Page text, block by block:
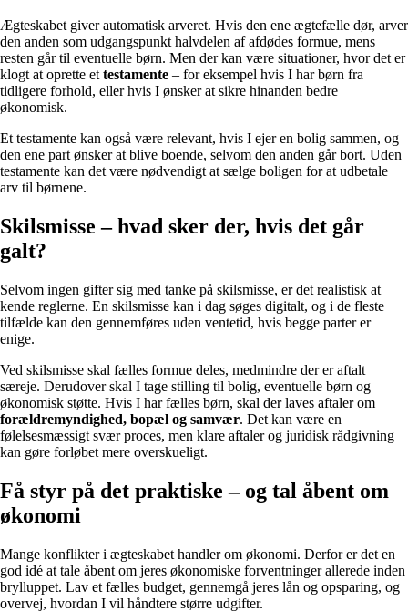
Ægteskabet giver automatisk arveret. Hvis den ene ægtefælle dør, arver
den anden som udgangspunkt halvdelen af afdødes formue, mens
resten går til eventuelle børn. Men der kan være situationer, hvor det er
klogt at oprette et testamente – for eksempel hvis I har børn fra
tidligere forhold, eller hvis I ønsker at sikre hinanden bedre
økonomisk.
Et testamente kan også være relevant, hvis I ejer en bolig sammen, og
den ene part ønsker at blive boende, selvom den anden går bort. Uden
testamente kan det være nødvendigt at sælge boligen for at udbetale
arv til børnene.
Skilsmisse – hvad sker der, hvis det går
galt?
Selvom ingen gifter sig med tanke på skilsmisse, er det realistisk at
kende reglerne. En skilsmisse kan i dag søges digitalt, og i de fleste
tilfælde kan den gennemføres uden ventetid, hvis begge parter er
enige.
Ved skilsmisse skal fælles formue deles, medmindre der er aftalt
særeje. Derudover skal I tage stilling til bolig, eventuelle børn og
økonomisk støtte. Hvis I har fælles børn, skal der laves aftaler om
forældremyndighed, bopæl og samvær. Det kan være en
følelsesmæssigt svær proces, men klare aftaler og juridisk rådgivning
kan gøre forløbet mere overskueligt.
Få styr på det praktiske – og tal åbent om
økonomi
Mange konflikter i ægteskabet handler om økonomi. Derfor er det en
god idé at tale åbent om jeres økonomiske forventninger allerede inden
brylluppet. Lav et fælles budget, gennemgå jeres lån og opsparing, og
overvej, hvordan I vil håndtere større udgifter.